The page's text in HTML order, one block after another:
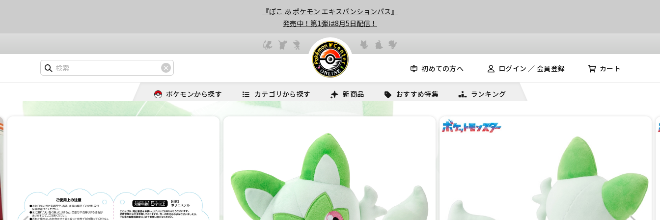
『ぽこ あ ポケモン エキスパンションパス』
発売中！第1弾は8月5日配信！
初めての方へ ログイン ／ 会員登録 カート
ポケモンから探す カテゴリから探す 新商品 おすすめ特集 ランキング